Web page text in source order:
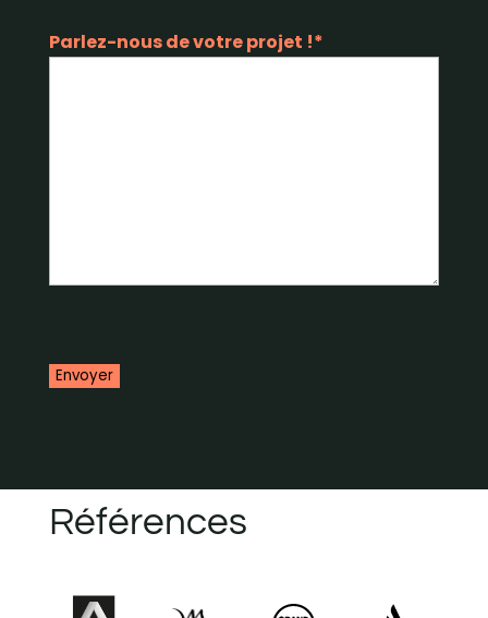
Parlez-nous de votre projet !*
Références